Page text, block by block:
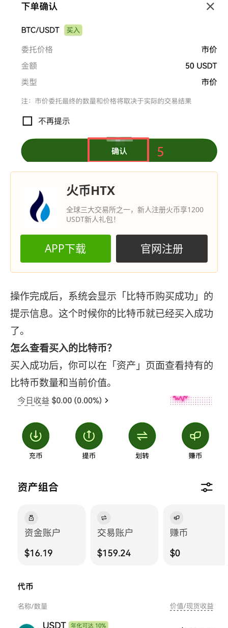
火币HTX
全球三大交易所之一，新人注册火币享1200
USDT新人礼包！
APP下载 官网注册
操作完成后，系统会显示「比特币购买成功」的
提示信息。这个时候你的比特币就已经买入成功
了。
怎么查看买入的比特币？
买入成功后，你可以在「资产」页面查看持有的
比特币数量和当前价值。